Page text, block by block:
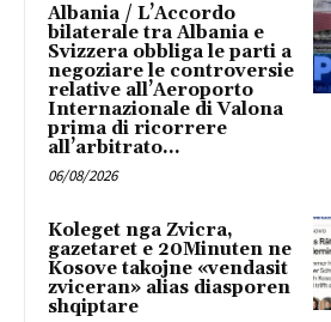
Albania / L’Accordo
bilaterale tra Albania e
Svizzera obbliga le parti a
negoziare le controversie
relative all’Aeroporto
Internazionale di Valona
prima di ricorrere
all’arbitrato...
06/08/2026
Koleget nga Zvicra,
gazetaret e 20Minuten ne
Kosove takojne «vendasit
zviceran» alias diasporen
shqiptare